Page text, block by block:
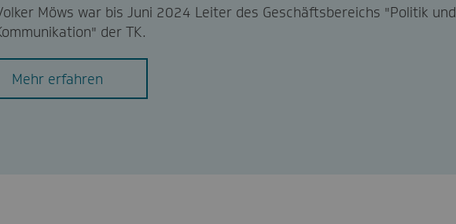
Möws war bis Juni 2024 Leiter des Geschäftsbereichs "Politik und
der TK.
Mehr erfahren